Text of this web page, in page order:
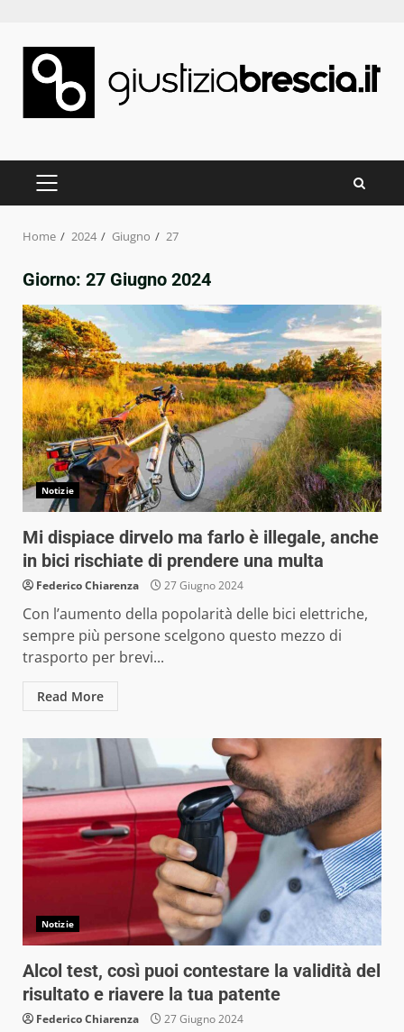
content
PRIMARY
Home 2024 Giugno 27
Giorno: 27 Giugno 2024
Notizie
Mi dispiace dirvelo ma farlo è illegale, anche
in bici rischiate di prendere una multa
Federico Chiarenza 27 Giugno 2024
Con l’aumento della popolarità delle bici elettriche,
sempre più persone scelgono questo mezzo di
trasporto per brevi...
Read More
Notizie
Alcol test, così puoi contestare la validità del
risultato e riavere la tua patente
Federico Chiarenza 27 Giugno 2024